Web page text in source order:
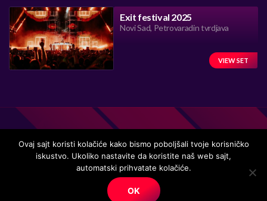
Exit festival 2025
Novi Sad, Petrovaradin tvrdjava
VIEW SET
Handmade in Serbia 15 years ago, while listening to the great
© Copyright. All right reserved.
Ovaj sajt koristi kolačiće kako bismo poboljšali tvoje korisničko
iskustvo. Ukoliko nastavite da koristite naš web sajt,
automatski prihvatate kolačiće.
OK